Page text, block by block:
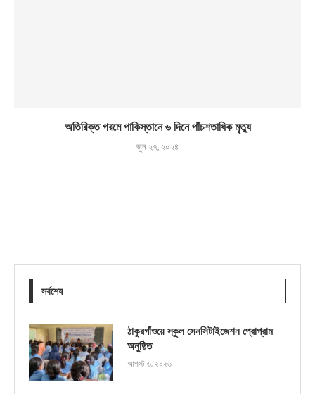
অতিরিক্ত গরমে পাকিস্তানে ৬ দিনে পাঁচশতাধিক মৃত্যু
জুন ২৭, ২০২৪
সর্বশেষ
ঠাকুরগাঁওয়ে স্কুল সেনসিটাইজেশন প্রোগ্রাম
অনুষ্ঠিত
আগস্ট ৬, ২০২৬